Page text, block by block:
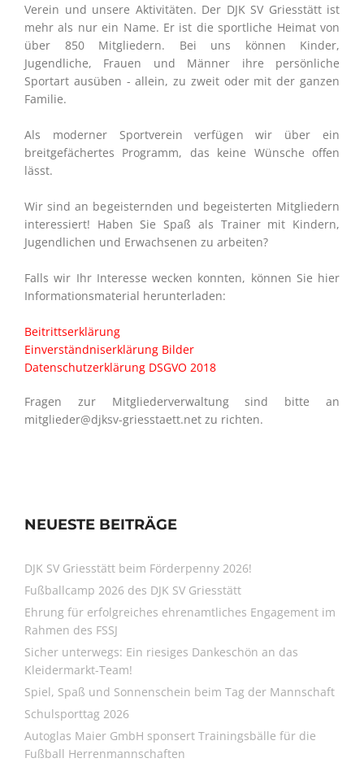
Verein und unsere Aktivitäten. Der DJK SV Griesstätt ist
mehr als nur ein Name. Er ist die sportliche Heimat von
über 850 Mitgliedern. Bei uns können Kinder,
Jugendliche, Frauen und Männer ihre persönliche
Sportart ausüben - allein, zu zweit oder mit der ganzen
Familie.
Als moderner Sportverein verfügen wir über ein
breitgefächertes Programm, das keine Wünsche offen
lässt.
Wir sind an begeisternden und begeisterten Mitgliedern
interessiert! Haben Sie Spaß als Trainer mit Kindern,
Jugendlichen und Erwachsenen zu arbeiten?
Falls wir Ihr Interesse wecken konnten, können Sie hier
Informationsmaterial herunterladen:
Beitrittserklärung
Einverständniserklärung Bilder
Datenschutzerklärung DSGVO 2018
Fragen zur Mitgliederverwaltung sind bitte an
mitglieder@djksv-griesstaett.net zu richten.
NEUESTE BEITRÄGE
DJK SV Griesstätt beim Förderpenny 2026!
Fußballcamp 2026 des DJK SV Griesstätt
Ehrung für erfolgreiches ehrenamtliches Engagement im
Rahmen des FSSJ
Sicher unterwegs: Ein riesiges Dankeschön an das
Kleidermarkt-Team!
Spiel, Spaß und Sonnenschein beim Tag der Mannschaft
Schulsporttag 2026
Autoglas Maier GmbH sponsert Trainingsbälle für die
Fußball Herrenmannschaften